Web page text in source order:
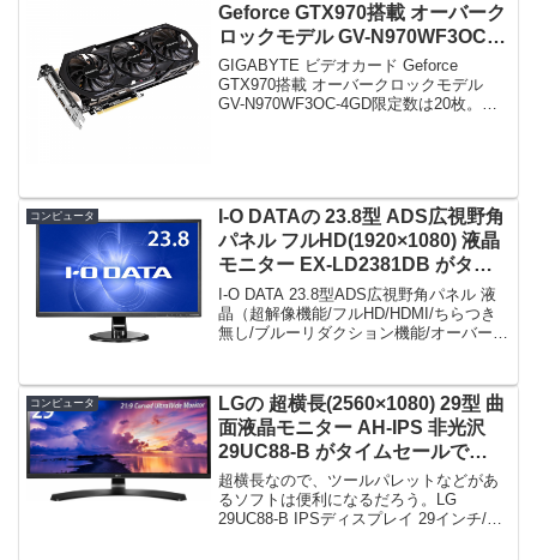
Geforce GTX970搭載 オーバーク
ロックモデル GV-N970WF3OC-
4GD がタイムセールで37,950
円！
GIGABYTE ビデオカード Geforce
GTX970搭載 オーバークロックモデル
GV-N970WF3OC-4GD限定数は20枚。急
コンピュータ
I-O DATAの 23.8型 ADS広視野角
パネル フルHD(1920×1080) 液晶
モニター EX-LD2381DB がタイ
ムセールで15,980円！
I-O DATA 23.8型ADS広視野角パネル 液
晶（超解像機能/フルHD/HDMI/ちらつき
無し/ブルーリダクション機能/オーバード
視野...
コンピュータ
LGの 超横長(2560×1080) 29型 曲
面液晶モニター AH-IPS 非光沢
29UC88-B がタイムセールで
55,380円！
超横長なので、ツールパレットなどがあ
るソフトは便利になるだろう。LG
29UC88-B IPSディスプレイ 29インチ/曲